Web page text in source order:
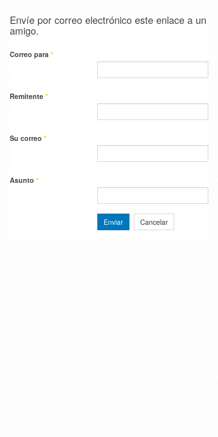
Envíe por correo electrónico este enlace a un
amigo.
Correo para *
Remitente *
Su correo *
Asunto *
Enviar Cancelar